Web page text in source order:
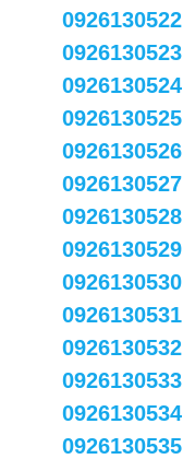
0926130522
0926130523
0926130524
0926130525
0926130526
0926130527
0926130528
0926130529
0926130530
0926130531
0926130532
0926130533
0926130534
0926130535